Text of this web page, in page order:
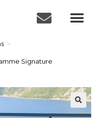
>
Signature
🔍